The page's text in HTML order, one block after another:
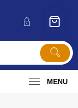
MENU